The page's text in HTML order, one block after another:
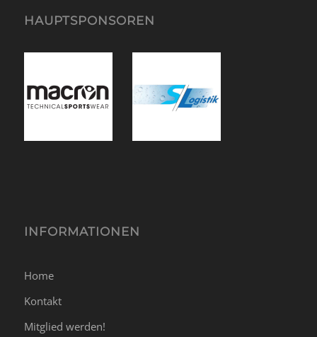
HAUPTSPONSOREN
INFORMATIONEN
Home
Kontakt
Mitglied werden!